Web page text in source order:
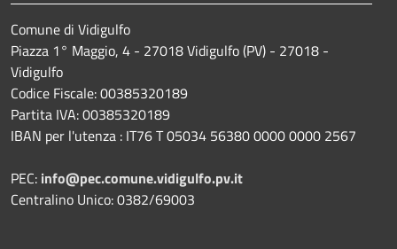
Comune di Vidigulfo
Piazza 1° Maggio, 4 - 27018 Vidigulfo (PV) - 27018 -
Vidigulfo
Codice Fiscale: 00385320189
Partita IVA: 00385320189
IBAN per l'utenza : IT76 T 05034 56380 0000 0000 2567
PEC: info@pec.comune.vidigulfo.pv.it
Centralino Unico: 0382/69003